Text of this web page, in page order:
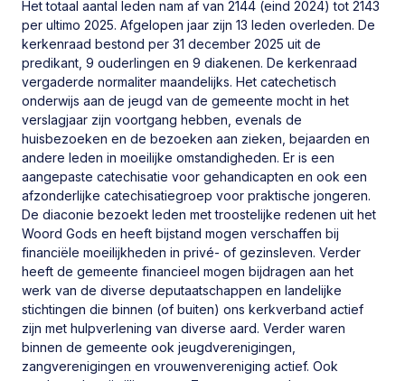
Beroepingswerk Alle beroepen
Ds. A.
Verschuure
11-03-2021
Ds. M. Joosse 09-12-2020
Ds. D. de Wit 03-09-2020
Kand. P.C. Vlot 07-07-2020
Het totaal aantal leden nam af van 2144 (eind 2024) tot 2143
per ultimo 2025. Afgelopen jaar zijn 13 leden overleden. De
kerkenraad bestond per 31 december 2025 uit de
predikant, 9 ouderlingen en 9 diakenen. De kerkenraad
vergaderde normaliter maandelijks. Het catechetisch
onderwijs aan de jeugd van de gemeente mocht in het
verslagjaar zijn voortgang hebben, evenals de
huisbezoeken en de bezoeken aan zieken, bejaarden en
andere leden in moeilijke omstandigheden. Er is een
aangepaste catechisatie voor gehandicapten en ook een
afzonderlijke catechisatiegroep voor praktische jongeren.
De diaconie bezoekt leden met troostelijke redenen uit het
Woord Gods en heeft bijstand mogen verschaffen bij
financiële moeilijkheden in privé- of gezinsleven. Verder
heeft de gemeente financieel mogen bijdragen aan het
werk van de diverse deputaatschappen en landelijke
stichtingen die binnen (of buiten) ons kerkverband actief
zijn met hulpverlening van diverse aard. Verder waren
binnen de gemeente ook jeugdverenigingen,
zangverenigingen en vrouwenvereniging actief. Ook